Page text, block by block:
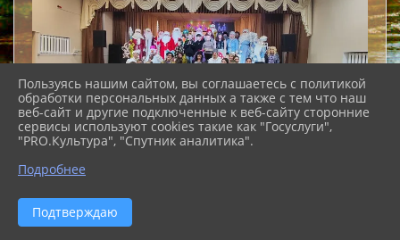
Пользуясь нашим сайтом, вы соглашаетесь с политикой
обработки персональных данных а также с тем что наш
веб-сайт и другие подключенные к веб-сайту сторонние
сервисы используют cookies такие как "Госуслуги",
"PRO.Культура", "Спутник аналитика".
Подробнее
Подтверждаю